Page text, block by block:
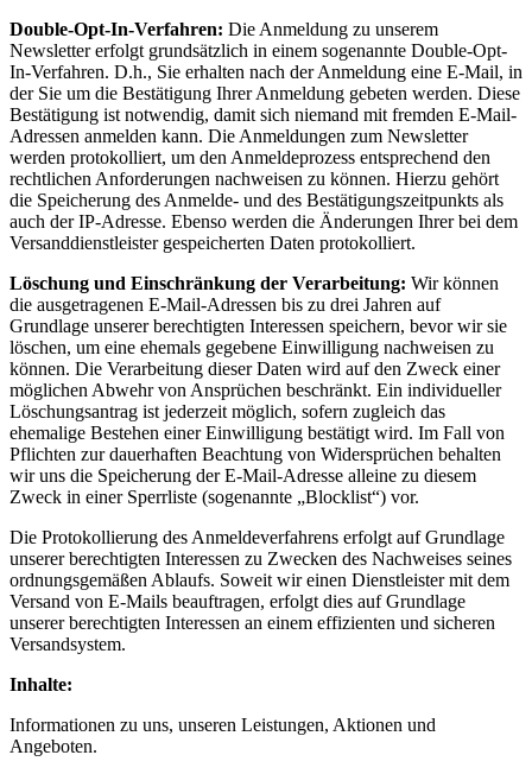
Double-Opt-In-Verfahren: Die Anmeldung zu unserem
Newsletter erfolgt grundsätzlich in einem sogenannte Double-Opt-
In-Verfahren. D.h., Sie erhalten nach der Anmeldung eine E-Mail, in
der Sie um die Bestätigung Ihrer Anmeldung gebeten werden. Diese
Bestätigung ist notwendig, damit sich niemand mit fremden E-Mail-
Adressen anmelden kann. Die Anmeldungen zum Newsletter
werden protokolliert, um den Anmeldeprozess entsprechend den
rechtlichen Anforderungen nachweisen zu können. Hierzu gehört
die Speicherung des Anmelde- und des Bestätigungszeitpunkts als
auch der IP-Adresse. Ebenso werden die Änderungen Ihrer bei dem
Versanddienstleister gespeicherten Daten protokolliert.
Löschung und Einschränkung der Verarbeitung: Wir können
die ausgetragenen E-Mail-Adressen bis zu drei Jahren auf
Grundlage unserer berechtigten Interessen speichern, bevor wir sie
löschen, um eine ehemals gegebene Einwilligung nachweisen zu
können. Die Verarbeitung dieser Daten wird auf den Zweck einer
möglichen Abwehr von Ansprüchen beschränkt. Ein individueller
Löschungsantrag ist jederzeit möglich, sofern zugleich das
ehemalige Bestehen einer Einwilligung bestätigt wird. Im Fall von
Pflichten zur dauerhaften Beachtung von Widersprüchen behalten
wir uns die Speicherung der E-Mail-Adresse alleine zu diesem
Zweck in einer Sperrliste (sogenannte „Blocklist“) vor.
Die Protokollierung des Anmeldeverfahrens erfolgt auf Grundlage
unserer berechtigten Interessen zu Zwecken des Nachweises seines
ordnungsgemäßen Ablaufs. Soweit wir einen Dienstleister mit dem
Versand von E-Mails beauftragen, erfolgt dies auf Grundlage
unserer berechtigten Interessen an einem effizienten und sicheren
Versandsystem.
Inhalte:
Informationen zu uns, unseren Leistungen, Aktionen und
Angeboten.